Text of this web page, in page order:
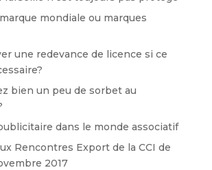
mondiale ou marques
une redevance de licence si ce
bien un peu de sorbet au
dans le monde associatif
Rencontres Export de la CCI de
2017